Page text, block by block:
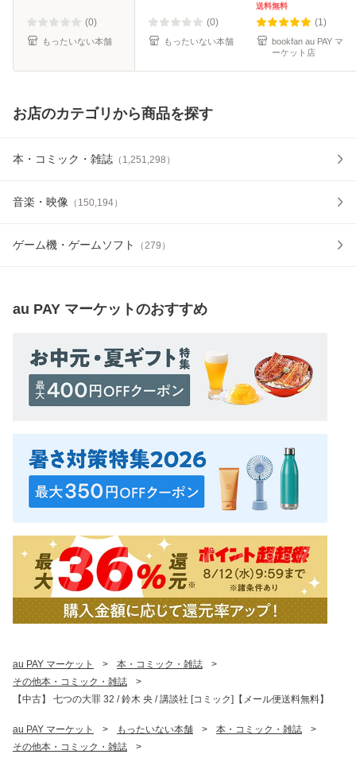
(0)
もったいない本舗
(0)
もったいない本舗
送料無料
(1)
bookfan au PAY マ
ーケット店
お店のカテゴリから商品を探す
本・コミック・雑誌 （ 1,251,298 ）
音楽・映像 （ 150,194）
ゲーム機・ゲームソフト （279 ）
au PAY マーケットのおすすめ
au PAY マーケット > 本・コミック・雑誌
>
その他本・コミック・雑誌
>
【中古】 七つの大罪 32 / 鈴木 央 / 講談社 [コミック]【メール便送料無料】
au PAY マーケット > もったいない本舗 > 本・コミック・雑誌
>
その他本・コミック・雑誌
>